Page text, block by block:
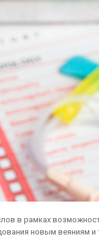
в рамках
новым веяниям и